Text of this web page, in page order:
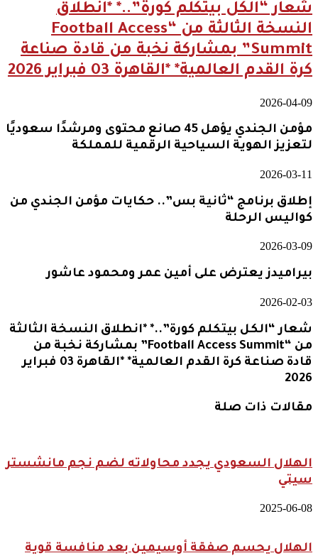
شعار “الكل بيتكلم كورة”..* *انطلاق
النسخة الثالثة من “Football Access
Summit” بمشاركة نخبة من قادة صناعة
كرة القدم العالمية* *القاهرة 03 فبراير 2026
2026-04-09
مؤمن الجندي يؤهل 45 صانع محتوى ومرشدًا سعوديًا
لتعزيز الهوية السياحية الرقمية للمملكة
2026-03-11
إطلاق برنامج “ثانية بس”.. حكايات مؤمن الجندي من
كواليس الرحلة
2026-03-09
بيراميدز يعترض على أمين عمر ومحمود عاشور
2026-02-03
شعار “الكل بيتكلم كورة”..* *انطلاق النسخة الثالثة
من “Football Access Summit” بمشاركة نخبة من
قادة صناعة كرة القدم العالمية* *القاهرة 03 فبراير
2026
مقالات ذات صلة
الهلال السعودي يجدد محاولاته لضم نجم مانشستر
سيتي
2025-06-08
الهلال يحسم صفقة أوسيمين بعد منافسة قوية